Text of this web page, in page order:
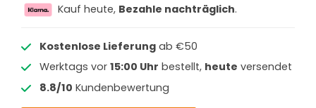
Kauf heute, Bezahle nachträglich.
Kostenlose Lieferungab €50
Werktags vor 15:00 Uhr bestellt, heute versendet
8.8/10 Kundenbewertung